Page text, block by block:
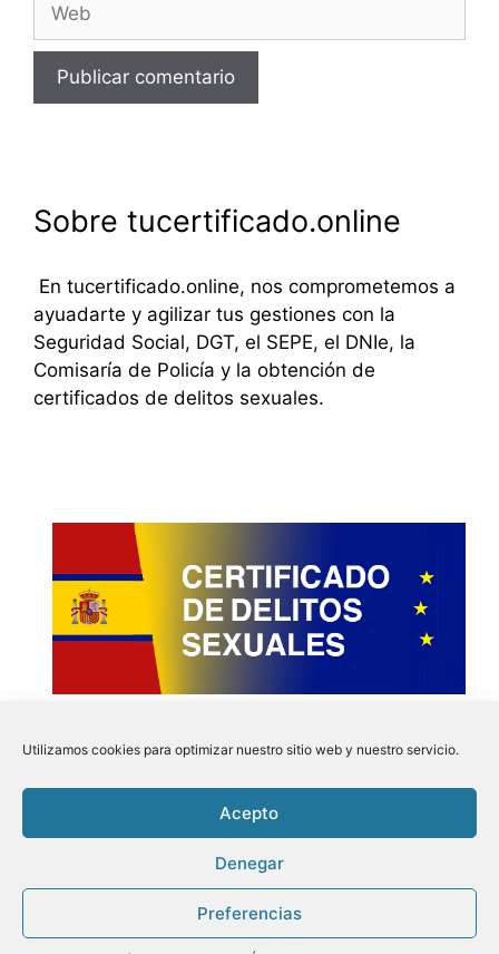
Utilizamos cookies para optimizar nuestro sitio web y nuestro servicio.
Acepto
Denegar
Preferencias
Sobre tucertificado.online
En tucertificado.online, nos comprometemos a
ayuadarte y agilizar tus gestiones con la
Seguridad Social, DGT, el SEPE, el DNIe, la
Comisaría de Policía y la obtención de
certificados de delitos sexuales.
Instagram
Politica de Privacidad